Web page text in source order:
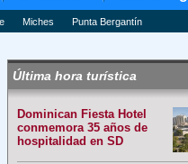
Miches Punta Bergantín
Última hora turística
Dominican Fiesta Hotel
conmemora 35 años de
hospitalidad en SD